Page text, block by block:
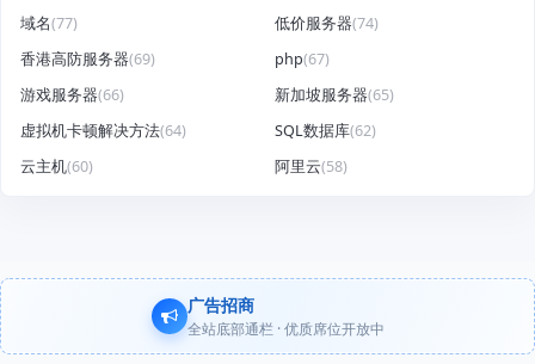
域名(77) 低价服务器(74)
香港高防服务器(69) php(67)
游戏服务器(66) 新加坡服务器(65)
虚拟机卡顿解决方法(64) SQL数据库(62)
云主机(60) 阿里云(58)
广告招商
全站底部通栏 · 优质席位开放中